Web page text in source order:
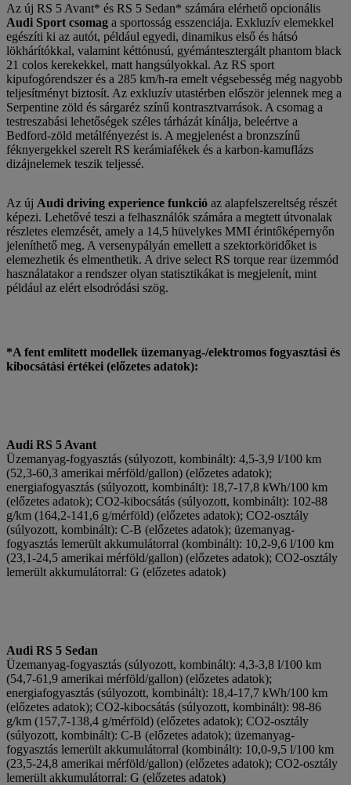
Az új RS 5 Avant* és RS 5 Sedan* számára elérhető opcionális
Audi Sport csomag a sportosság esszenciája. Exkluzív elemekkel
egészíti ki az autót, például egyedi, dinamikus első és hátsó
lökhárítókkal, valamint kéttónusú, gyémántesztergált phantom black
21 colos kerekekkel, matt hangsúlyokkal. Az RS sport
kipufogórendszer és a 285 km/h-ra emelt végsebesség még nagyobb
teljesítményt biztosít. Az exkluzív utastérben először jelennek meg a
Serpentine zöld és sárgaréz színű kontrasztvarrások. A csomag a
testreszabási lehetőségek széles tárházát kínálja, beleértve a
Bedford-zöld metálfényezést is. A megjelenést a bronzszínű
féknyergekkel szerelt RS kerámiafékek és a karbon-kamuflázs
dizájnelemek teszik teljessé.
Az új Audi driving experience funkció az alapfelszereltség részét
képezi. Lehetővé teszi a felhasználók számára a megtett útvonalak
részletes elemzését, amely a 14,5 hüvelykes MMI érintőképernyőn
jeleníthető meg. A versenypályán emellett a szektorköridőket is
elemezhetik és elmenthetik. A drive select RS torque rear üzemmód
használatakor a rendszer olyan statisztikákat is megjelenít, mint
például az elért elsodródási szög.
*A fent említett modellek üzemanyag-/elektromos fogyasztási és
kibocsátási értékei (előzetes adatok):
Audi RS 5 Avant
Üzemanyag-fogyasztás (súlyozott, kombinált): 4,5-3,9 l/100 km
(52,3-60,3 amerikai mérföld/gallon) (előzetes adatok);
energiafogyasztás (súlyozott, kombinált): 18,7-17,8 kWh/100 km
(előzetes adatok); CO2-kibocsátás (súlyozott, kombinált): 102-88
g/km (164,2-141,6 g/mérföld) (előzetes adatok); CO2-osztály
(súlyozott, kombinált): C-B (előzetes adatok); üzemanyag-
fogyasztás lemerült akkumulátorral (kombinált): 10,2-9,6 l/100 km
(23,1-24,5 amerikai mérföld/gallon) (előzetes adatok); CO2-osztály
lemerült akkumulátorral: G (előzetes adatok)
Audi RS 5 Sedan
Üzemanyag-fogyasztás (súlyozott, kombinált): 4,3-3,8 l/100 km
(54,7-61,9 amerikai mérföld/gallon) (előzetes adatok);
energiafogyasztás (súlyozott, kombinált): 18,4-17,7 kWh/100 km
(előzetes adatok); CO2-kibocsátás (súlyozott, kombinált): 98-86
g/km (157,7-138,4 g/mérföld) (előzetes adatok); CO2-osztály
(súlyozott, kombinált): C-B (előzetes adatok); üzemanyag-
fogyasztás lemerült akkumulátorral (kombinált): 10,0-9,5 l/100 km
(23,5-24,8 amerikai mérföld/gallon) (előzetes adatok); CO2-osztály
lemerült akkumulátorral: G (előzetes adatok)